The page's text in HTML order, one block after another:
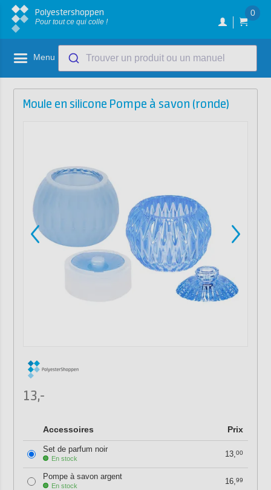
Polyestershoppen
Pour tout ce qui colle !
0
Menu Trouver un produit ou un manuel
Moule en silicone Pompe à savon (ronde)
13,-
Accessoires Prix
Set de parfum noir
En stock 13,00
Pompe à savon argent
En stock 16,99